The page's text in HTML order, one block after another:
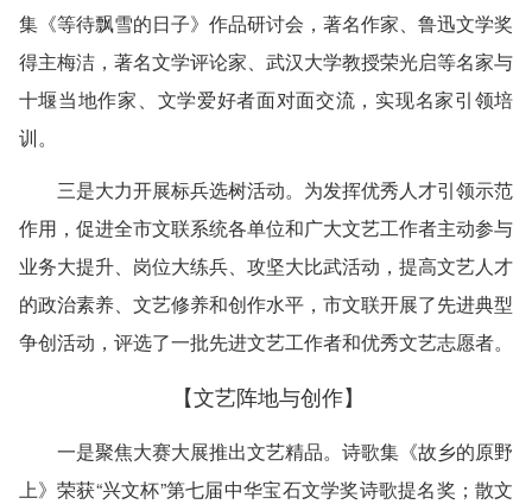
集《等待飘雪的日子》作品研讨会，著名作家、鲁迅文学奖
得主梅洁，著名文学评论家、武汉大学教授荣光启等名家与
十堰当地作家、文学爱好者面对面交流，实现名家引领培
训。
三是大力开展标兵选树活动。 为发挥优秀人才引领示范
作用，促进全市文联系统各单位和广大文艺工作者主动参与
业务大提升、岗位大练兵、攻坚大比武活动，提高文艺人才
的政治素养、文艺修养和创作水平，市文联开展了先进典型
争创活动，评选了一批先进文艺工作者和优秀文艺志愿者。
【文艺阵地与创作】
一是聚焦大赛大展推出文艺精品。诗歌集《故乡的原野
上》荣获“兴文杯”第七届中华宝石文学奖诗歌提名奖；散文